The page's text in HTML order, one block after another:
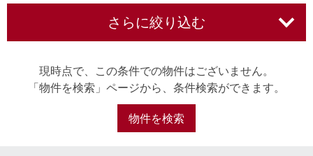
さらに絞り込む
現時点で、この条件での物件はございません。
「物件を検索」ページから、条件検索ができます。
物件を検索